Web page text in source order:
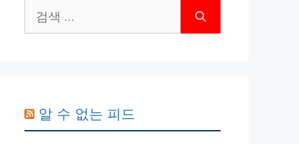
색:
알 수 없는 피드